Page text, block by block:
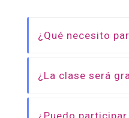
¿Qué necesito
¿La clase será
¿Puedo